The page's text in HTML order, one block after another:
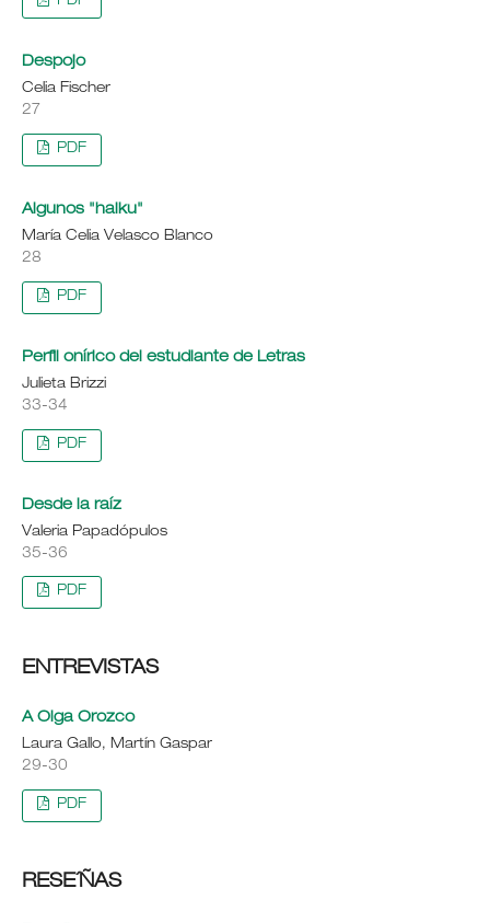
Despojo
Celia Fischer
27
PDF
Algunos "haiku"
María Celia Velasco Blanco
28
PDF
Perfil onírico del estudiante de Letras
Julieta Brizzi
33-34
PDF
Desde la raíz
Valeria Papadópulos
35-36
PDF
ENTREVISTAS
A Olga Orozco
Laura Gallo, Martín Gaspar
29-30
PDF
RESE´ÑAS